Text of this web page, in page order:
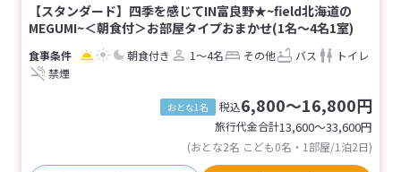
【スタンダード】四季を感じてIN富良野★~field北海道の
MEGUMI~＜朝食付＞お部屋タイプおまかせ(1名～4名1室)
朝食付き 1～4名 その他 バス
トイレ
禁煙
おとな1名 税込6,800～16,800円
旅行代金合計13,600〜33,600円
(おとな2名 こども0名・1部屋/1泊2日)